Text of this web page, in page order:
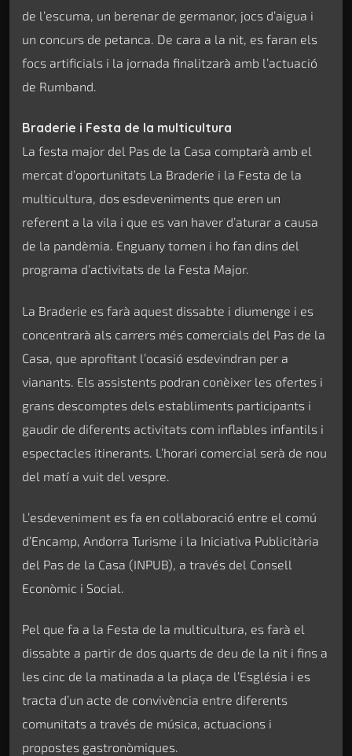
de l’escuma, un berenar de germanor, jocs d’aigua i
un concurs de petanca. De cara a la nit, es faran els
focs artificials i la jornada finalitzarà amb l’actuació
de Rumband.
Braderie i Festa de la multicultura
La festa major del Pas de la Casa comptarà amb el
mercat d’oportunitats La Braderie i la Festa de la
multicultura, dos esdeveniments que eren un
referent a la vila i que es van haver d’aturar a causa
de la pandèmia. Enguany tornen i ho fan dins del
programa d’activitats de la Festa Major.
La Braderie es farà aquest dissabte i diumenge i es
concentrarà als carrers més comercials del Pas de la
Casa, que aprofitant l’ocasió esdevindran per a
vianants. Els assistents podran conèixer les ofertes i
grans descomptes dels establiments participants i
gaudir de diferents activitats com inflables infantils i
espectacles itinerants. L’horari comercial serà de nou
del matí a vuit del vespre.
L’esdeveniment es fa en col·laboració entre el comú
d’Encamp, Andorra Turisme i la Iniciativa Publicitària
del Pas de la Casa (INPUB), a través del Consell
Econòmic i Social.
Pel que fa a la Festa de la multicultura, es farà el
dissabte a partir de dos quarts de deu de la nit i fins a
les cinc de la matinada a la plaça de l’Església i es
tracta d’un acte de convivència entre diferents
comunitats a través de música, actuacions i
propostes gastronòmiques.